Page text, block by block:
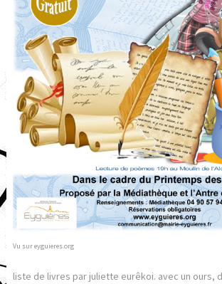
Vu sur eyguieres.org
liste de livres par juliette eurêkoi. avec un ours,